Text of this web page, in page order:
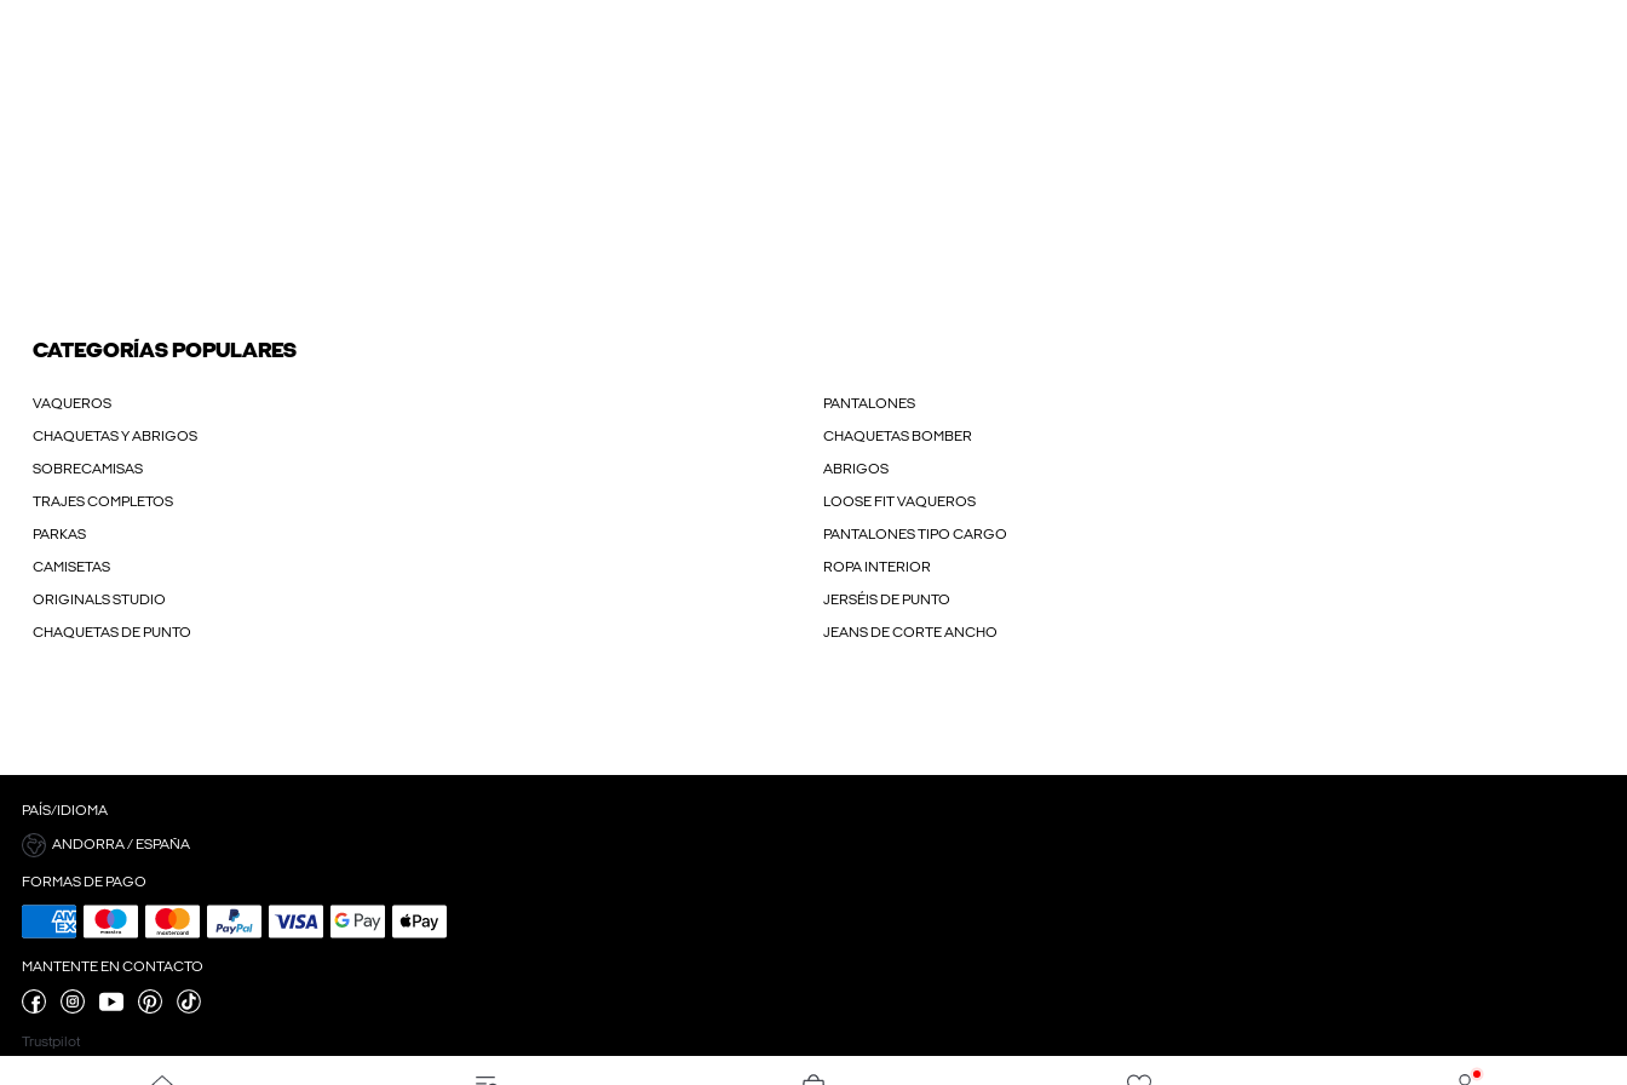
CATEGORÍAS POPULARES
VAQUEROS PANTALONES
CHAQUETAS Y ABRIGOS CHAQUETAS BOMBER
SOBRECAMISAS ABRIGOS
TRAJES COMPLETOS LOOSE FIT VAQUEROS
PARKAS PANTALONES TIPO CARGO
CAMISETAS ROPA INTERIOR
ORIGINALS STUDIO JERSÉIS DE PUNTO
CHAQUETAS DE PUNTO JEANS DE CORTE ANCHO
PAÍS/IDIOMA
ANDORRA / ESPAÑA
FORMAS DE PAGO
MANTENTE EN CONTACTO
Trustpilot